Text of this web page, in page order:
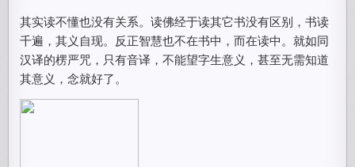
其实读不懂也没有关系。读佛经于读其它书没有区别，书读
千遍，其义自现。反正智慧也不在书中，而在读中。就如同
汉译的楞严咒，只有音译，不能望字生意义，甚至无需知道
其意义，念就好了。